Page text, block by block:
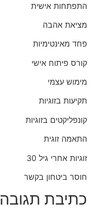
התפתחות אישית
מציאת אהבה
פחד מאינטימיות
קורס פיתוח אישי
מימוש עצמי
תקיעות בזוגיות
קונפליקטים בזוגיות
התאמה זוגית
זוגיות אחרי גיל 30
חוסר ביטחון בקשר
כתיבת תגובה